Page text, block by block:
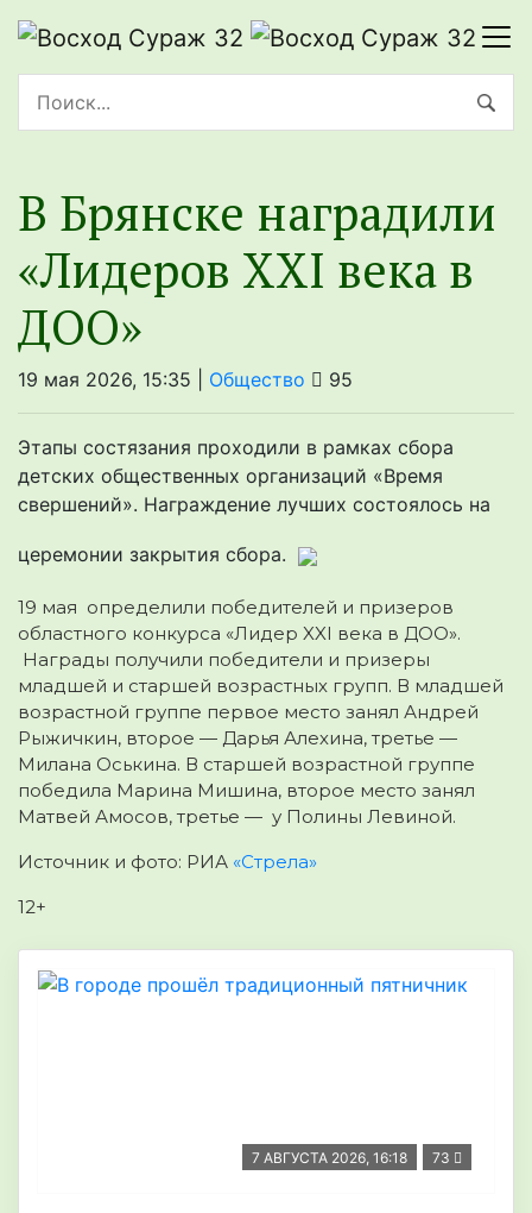
В Брянске наградили
«Лидеров XXI века в
ДОО»
19 мая 2026, 15:35 | Общество 95
Этапы состязания проходили в рамках сбора
детских общественных организаций «Время
свершений». Награждение лучших состоялось на
церемонии закрытия сбора.
19 мая определили победителей и призеров
областного конкурса «Лидер XXI века в ДОО».
Награды получили победители и призеры
младшей и старшей возрастных групп. В младшей
возрастной группе первое место занял Андрей
Рыжичкин, второе — Дарья Алехина, третье —
Милана Оськина. В старшей возрастной группе
победила Марина Мишина, второе место занял
Матвей Амосов, третье — у Полины Левиной.
Источник и фото: РИА «Стрела»
12+
7 АВГУСТА 2026, 16:18 73